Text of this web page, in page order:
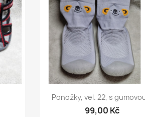
Rychlý náhled
Ponožky, vel. 22, s
99,00 Kč